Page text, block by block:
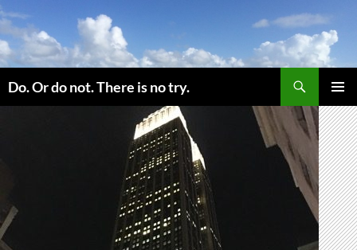
コ
ン
テ
ン
ツ
へ
Do. Or do not. There is no try.
索
メインメ
ニュー